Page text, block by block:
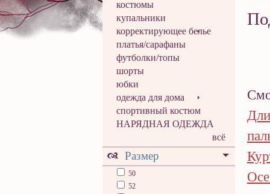
костюмы
купальники
корректирующее белье
платья/сарафаны
футболки/топы
шорты
юбки
одежда для дома
спортивный костюм
НАРЯДНАЯ ОДЕЖДА
всё
Размер
50
52